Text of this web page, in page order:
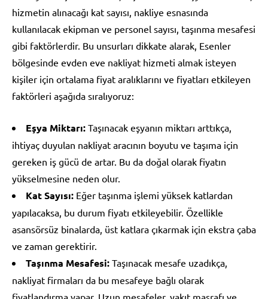
hizmetin alınacağı kat sayısı, nakliye esnasında
kullanılacak ekipman ve personel sayısı, taşınma mesafesi
gibi faktörlerdir. Bu unsurları dikkate alarak, Esenler
bölgesinde evden eve nakliyat hizmeti almak isteyen
kişiler için ortalama fiyat aralıklarını ve fiyatları etkileyen
faktörleri aşağıda sıralıyoruz:
Eşya Miktarı: Taşınacak eşyanın miktarı arttıkça,
ihtiyaç duyulan nakliyat aracının boyutu ve taşıma için
gereken iş gücü de artar. Bu da doğal olarak fiyatın
yükselmesine neden olur.
Kat Sayısı: Eğer taşınma işlemi yüksek katlardan
yapılacaksa, bu durum fiyatı etkileyebilir. Özellikle
asansörsüz binalarda, üst katlara çıkarmak için ekstra çaba
ve zaman gerektirir.
Taşınma Mesafesi: Taşınacak mesafe uzadıkça,
nakliyat firmaları da bu mesafeye bağlı olarak
fiyatlandırma yapar. Uzun mesafeler, yakıt masrafı ve